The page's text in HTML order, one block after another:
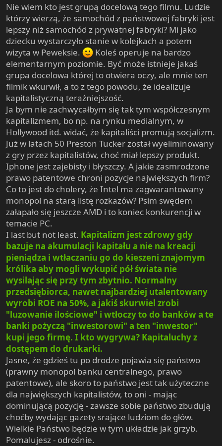
Nie wiem kto jest grupą docelową tego filmu. Ludzie
którzy wierzą, że samochód z państwowej fabryki jest
lepszy niż samochód z prywatnej fabryki? Mi jako
dziecku wystarczyło stanie w kolejkach a potem
wizyta w Peweksie.
Koleś operuje na bardzo
elementarnym poziomie. Być może istnieje jakaś
grupa docelowa której to otwiera oczy, ale mnie ten
filmik wkurwił, a to z tego powodu, że idealizuje
kapitalistyczną teraźniejszość.
Ja bym nie zachwycałbym się tak tym współczesnym
kapitalizmem, bo np. na rynku medialnym, w
Hollywood itd. widać, że kapitaliści promują socjalizm.
Już w latach 50 Preston Tucker został wyeliminowany
z gry przez kapitalistów, choć miał lepszy produkt.
Iphone jest zajebisty i błyszczy. A jakie zasmrodzone
prawo patentowe chroni pozycje największych firm?
Co to jest do cholery, że Intel ma zagwarantowany
monopol na starą listę rozkazów? Psim swędem
załapało się jeszcze AMD i to koniec konkurencji w
temacie PC.
I last but not least. Kapitalizm jest zdrowy gdy
bazuje na akumulacji kapitału a nie na kreacji
pieniądza i wtłaczaniu go do kieszeni znajomym
królika aby mogli wykupić pół świata nie
wysilając się przy tym zbytnio. Normalny
przedsiębiorca, nawet najbardziej utalentowany
wyrobi ROE na 50%, a jakiś skurwiel zrobi
"luzowanie ilościowe" i wtłoczy to do banków a te
banki pożyczą "inwestorowi" a ten "inwestor"
kupi jego firmę. I kto wygrywa? Kapitaluchy z
dostępem do drukarki.
Jasne, że gdzieś tu po drodze pojawia się państwo
(prawny monopol banku centralnego, prawo
patentowe), ale skoro to państwo jest tak użyteczne
dla największych kapitalistów, to oni - mając
dominującą pozycję - zawsze sobie państwo zbudują
choćby wydając gazety srające ludziom do głów.
Wielkie Państwo będzie w tym układzie jak grzyb.
Pomalujesz - odrośnie.